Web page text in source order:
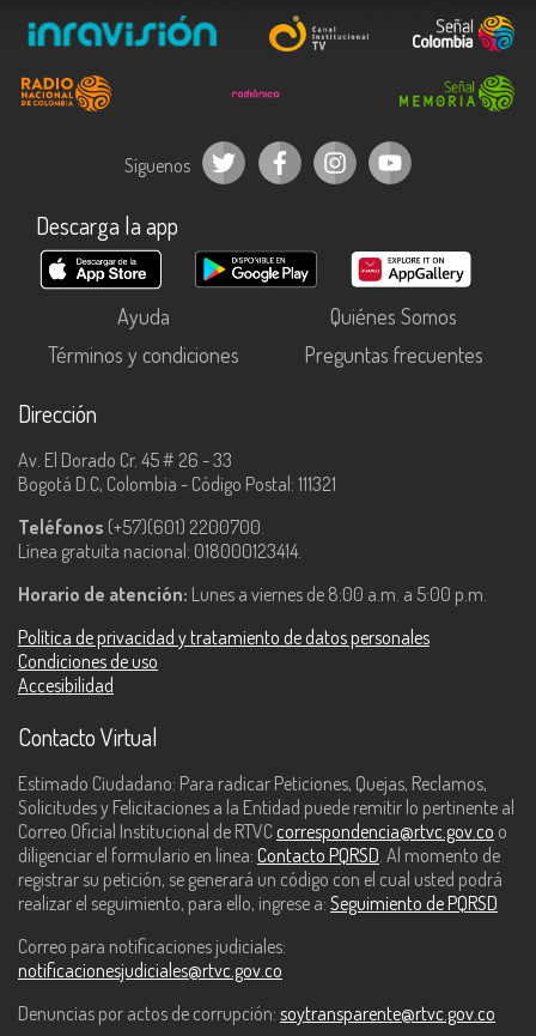
Síguenos
Descarga la app
Ayuda
Quiénes Somos
Términos y condiciones
Preguntas frecuentes
Dirección
Av. El Dorado Cr. 45 # 26 - 33
Bogotá D.C, Colombia - Código Postal: 111321
Teléfonos (+57)(601) 2200700.
Línea gratuita nacional: 018000123414.
Horario de atención: Lunes a viernes de 8:00 a.m. a 5:00 p.m.
Política de privacidad y tratamiento de datos personales
Condiciones de uso
Accesibilidad
Contacto Virtual
Estimado Ciudadano: Para radicar Peticiones, Quejas, Reclamos,
Solicitudes y Felicitaciones a la Entidad puede remitir lo pertinente al
Correo Oficial Institucional de RTVC correspondencia@rtvc.gov.co o
diligenciar el formulario en línea: Contacto PQRSD. Al momento de
registrar su petición, se generará un código con el cual usted podrá
realizar el seguimiento, para ello, ingrese a: Seguimiento de PQRSD
Correo para notificaciones judiciales:
notificacionesjudiciales@rtvc.gov.co
Denuncias por actos de corrupción: soytransparente@rtvc.gov.co